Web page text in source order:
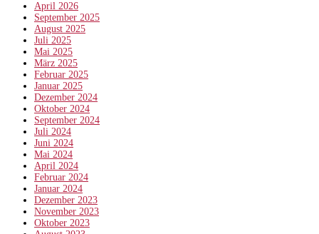
April 2026
September 2025
August 2025
Juli 2025
Mai 2025
März 2025
Februar 2025
Januar 2025
Dezember 2024
Oktober 2024
September 2024
Juli 2024
Juni 2024
Mai 2024
April 2024
Februar 2024
Januar 2024
Dezember 2023
November 2023
Oktober 2023